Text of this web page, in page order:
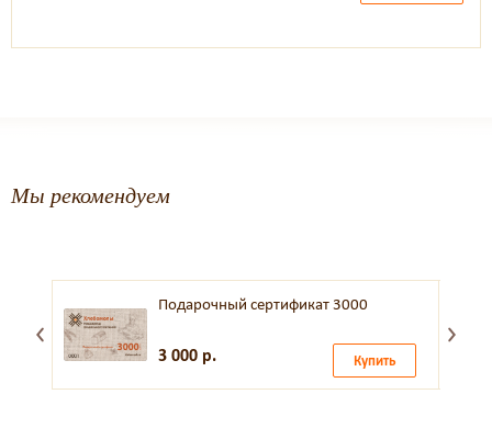
Мы рекомендуем
Подарочный сертификат 3000
3 000 р. Купить